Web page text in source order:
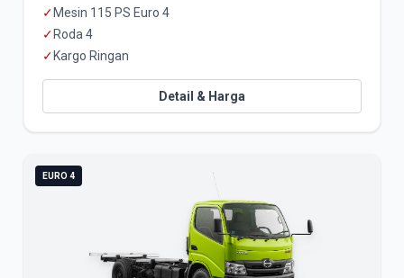
✓ Mesin 115 PS Euro 4
✓ Roda 4
✓ Kargo Ringan
Detail & Harga
EURO 4